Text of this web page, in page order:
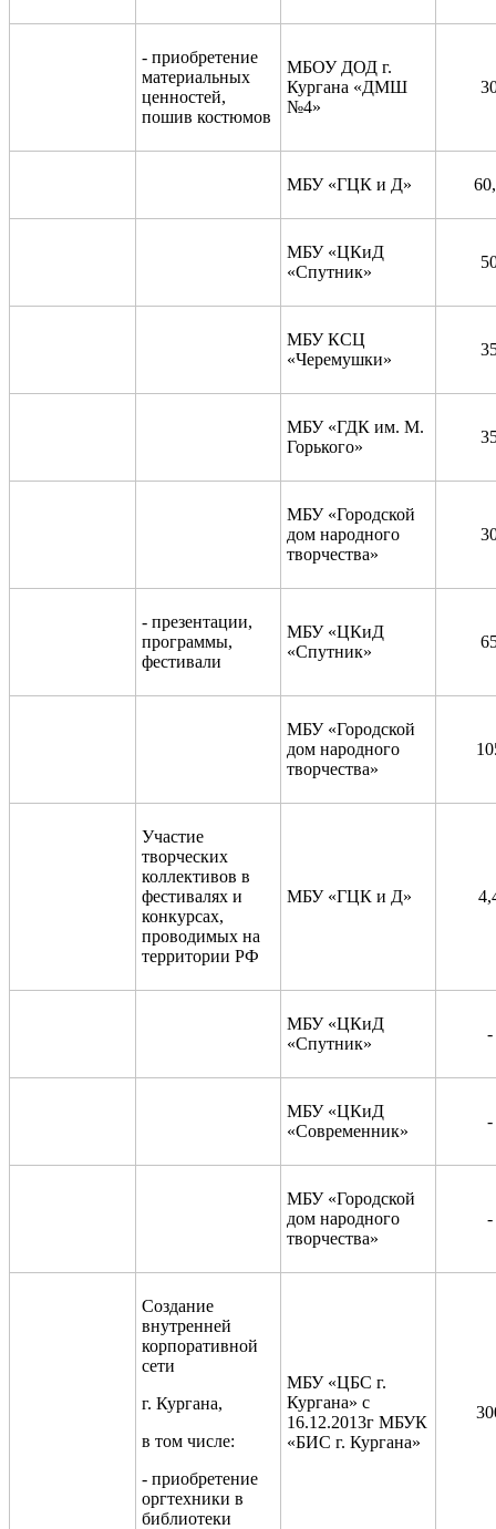
- приобретение
материальных
ценностей,
пошив костюмов
МБОУ ДОД г.
Кургана «ДМШ
№4»
МБУ «ГЦК и Д»
МБУ «ЦКиД
«Спутник»
МБУ КСЦ
«Черемушки»
МБУ «ГДК им. М.
Горького»
МБУ «Городской
дом народного
творчества»
- презентации,
программы,
фестивали
МБУ «ЦКиД
«Спутник»
МБУ «Городской
дом народного
творчества»
Участие
творческих
коллективов в
фестивалях и
конкурсах,
проводимых на
территории РФ
МБУ «ГЦК и Д»
МБУ «ЦКиД
«Спутник»
-
МБУ «ЦКиД
«Современник»
-
МБУ «Городской
дом народного
творчества»
-
Создание
внутренней
корпоративной
сети
г. Кургана,
в том числе:
- приобретение
оргтехники в
библиотеки
МБУ «ЦБС г.
Кургана» с
16.12.2013г МБУК
«БИС г. Кургана»